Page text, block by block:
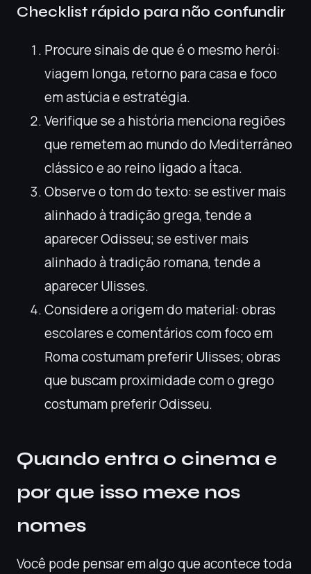
Checklist rápido para não confundir
Procure sinais de que é o mesmo herói:
viagem longa, retorno para casa e foco
em astúcia e estratégia.
Verifique se a história menciona regiões
que remetem ao mundo do Mediterrâneo
clássico e ao reino ligado a Ítaca.
Observe o tom do texto: se estiver mais
alinhado à tradição grega, tende a
aparecer Odisseu; se estiver mais
alinhado à tradição romana, tende a
aparecer Ulisses.
Considere a origem do material: obras
escolares e comentários com foco em
Roma costumam preferir Ulisses; obras
que buscam proximidade com o grego
costumam preferir Odisseu.
Quando entra o cinema e
por que isso mexe nos
nomes
Você pode pensar em algo que acontece toda